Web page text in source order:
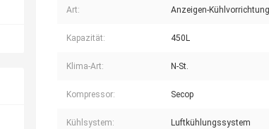
Art: Anzeigen-Kühlvorrichtung
Kapazität: 450L
Klima-Art: N-St.
Kompressor: Secop
Kühlsystem: Luftkühlungssystem